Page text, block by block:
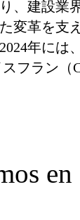
、建設業
変革を支
年には
スフラン（